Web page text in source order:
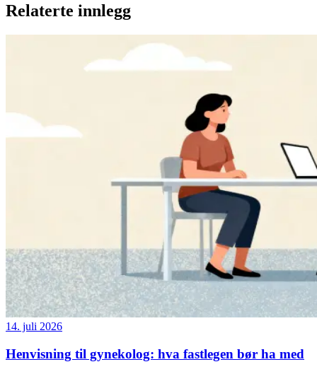
Relaterte innlegg
14. juli 2026
Henvisning til gynekolog: hva fastlegen bør ha med